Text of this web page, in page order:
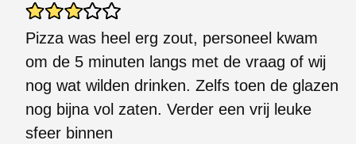
Pizza was heel erg zout, personeel kwam
om de 5 minuten langs met de vraag of wij
nog wat wilden drinken. Zelfs toen de glazen
nog bijna vol zaten. Verder een vrij leuke
sfeer binnen